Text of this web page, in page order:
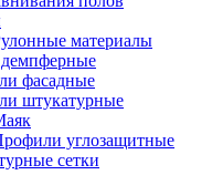
материалы
фасадные
штукатурные
углозащитные
сетки